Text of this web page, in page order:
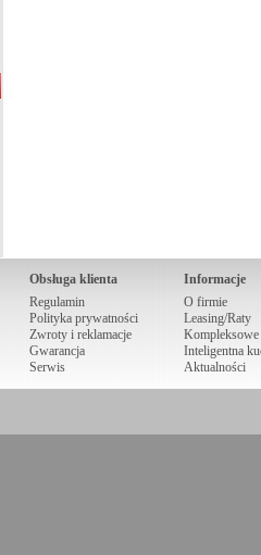
Obsługa klienta
Regulamin
Polityka prywatności
Zwroty i reklamacje
Gwarancja
Serwis
Informacje
O firmie
Leasing/Raty
Kompleksowe
Inteligentna
Aktualności